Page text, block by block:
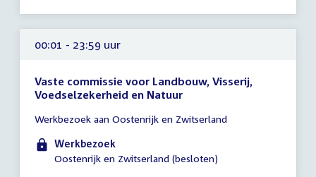
00:01 - 23:59 uur
Vaste commissie voor Landbouw, Visserij,
Voedselzekerheid en Natuur
vergadering
00:01
-
Werkbezoek aan Oostenrijk en Zwitserland
Werkbezoek
Oostenrijk en Zwitserland (besloten)